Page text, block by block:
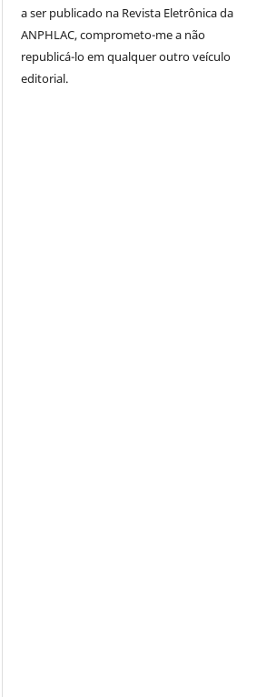
a ser publicado na Revista Eletrônica da
ANPHLAC, comprometo-me a não
republicá-lo em qualquer outro veículo
editorial.